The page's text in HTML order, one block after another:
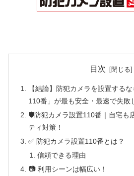
目次
【結論】防犯カメラを設置する
110番」が最も安全・最速で失敗
🛡️防犯カメラ設置110番｜自宅も
ティ対策！
✅ 防犯カメラ設置110番とは？
信頼できる理由
📷 利用シーンは幅広い！